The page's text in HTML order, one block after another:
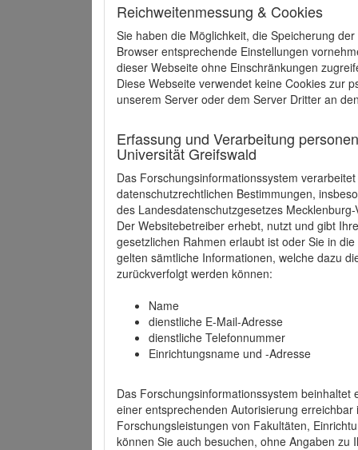
Reichweitenmessung & Cookies
Sie haben die Möglichkeit, die Speicherung
Browser entsprechende Einstellungen
dieser Webseite ohne Einschränkungen
Diese Webseite verwendet keine Cookies zur
unserem Server oder dem Server Dritter an
Erfassung und Verarbeitung
Universität Greifswald
Das Forschungsinformationssystem
datenschutzrechtlichen Bestimmungen,
des Landesdatenschutzgesetzes
Der Websitebetreiber erhebt, nutzt und gibt
gesetzlichen Rahmen erlaubt ist oder Sie in
gelten sämtliche Informationen, welche dazu
zurückverfolgt werden können:
Name
dienstliche E-Mail-Adresse
dienstliche Telefonnummer
Einrichtungsname und -Adresse
Das Forschungsinformationssystem beinhaltet
einer entsprechenden Autorisierung
Forschungsleistungen von Fakultäten,
können Sie auch besuchen, ohne Angaben zu